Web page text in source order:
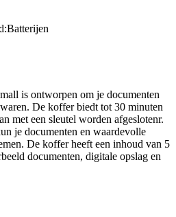
is ontworpen om je documenten
De koffer biedt tot 30 minuten
met een sleutel worden afgeslotenr.
je documenten en waardevolle
De koffer heeft een inhoud van 5
documenten, digitale opslag en